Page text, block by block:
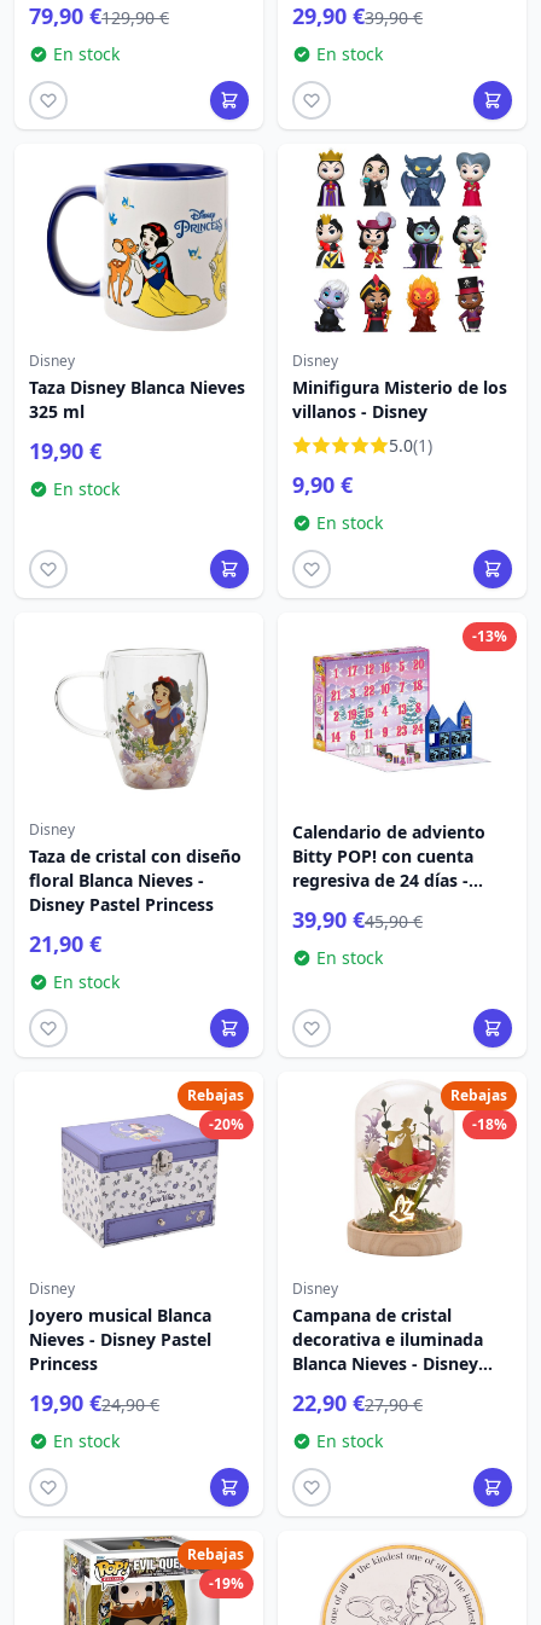
79,90 €129,90 €
En stock
29,90 €39,90 €
En stock
Disney
Taza Disney Blanca Nieves
325 ml
19,90 €
En stock
Disney
Minifigura Misterio de los
villanos - Disney
5.0(1)
9,90 €
En stock
Disney
Taza de cristal con diseño
floral Blanca Nieves -
Disney Pastel Princess
21,90 €
En stock
-13%
Calendario de adviento
Bitty POP! con cuenta
regresiva de 24 días -
39,90 €45,90 €
En stock
Rebajas
-20%
Disney
Joyero musical Blanca
Nieves - Disney Pastel
Princess
19,90 €24,90 €
En stock
Rebajas
-18%
Disney
Campana de cristal
decorativa e iluminada
Blanca Nieves - Disney
22,90 €27,90 €
En stock
Rebajas
-19%